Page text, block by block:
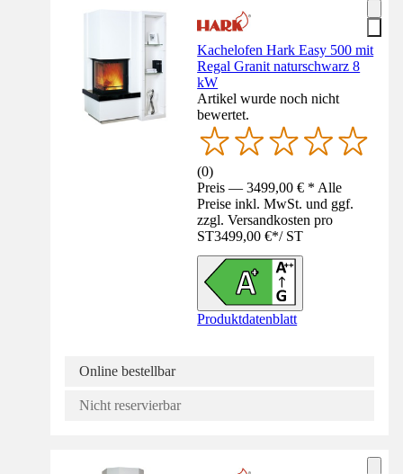
Kachelofen Hark Easy 500 mit
Regal Granit naturschwarz 8
kW
Artikel wurde noch nicht
bewertet.
(0)
Preis — 3499,00 € * Alle
Preise inkl. MwSt. und ggf.
zzgl. Versandkosten pro
ST3499,00 €*/ ST
Produktdatenblatt
Online bestellbar
Nicht reservierbar